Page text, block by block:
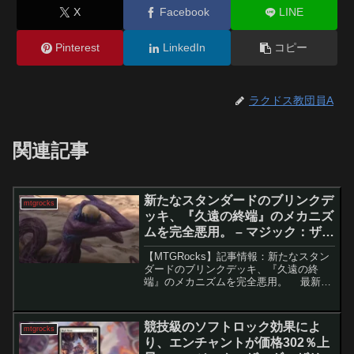
X Facebook LINE
Pinterest LinkedIn コピー
ラクドス教団員A
関連記事
mtgrocks
新たなスタンダードのブリンクデ
ッキ、『久遠の終端』のメカニズ
ムを完全悪用。 – マジック：ザ・
ギャザリング
【MTGRocks】記事情報：新たなスタン
ダードのブリンクデッキ、『久遠の終
端』のメカニズムを完全悪用。 最新セ
境や構築に大きな影響を与えています。
中でもワープは...
mtgrocks
競技級のソフトロック効果によ
り、エンチャントが価格302％上